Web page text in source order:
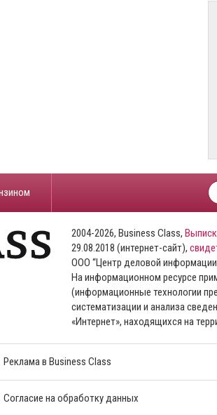
2004-2026, Business Class,
29.08.2018 (интернет-сайт),
ООО “Центр деловой
На информационном ресурсе
(информационные технологии
систематизации и анализа
«Интернет», находящихся на
Реклама в Business Class
Согласие на обработку данных